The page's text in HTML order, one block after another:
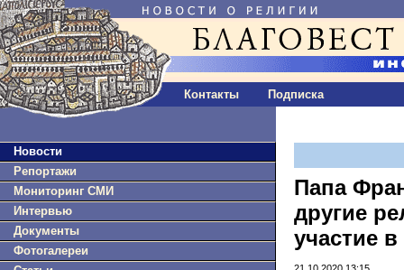
Контакты Подписка
Новости
Репортажи
Мониторинг СМИ
Интервью
Документы
Фотогалереи
Папа
другие
участие